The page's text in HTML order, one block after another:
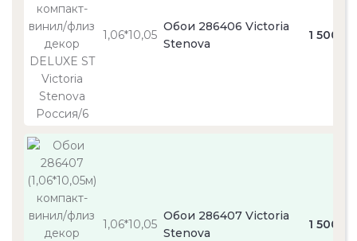
1,06*10,05
Обои 286406 Victoria
Stenova
1 500
1,06*10,05
Обои 286407 Victoria
Stenova
1 500